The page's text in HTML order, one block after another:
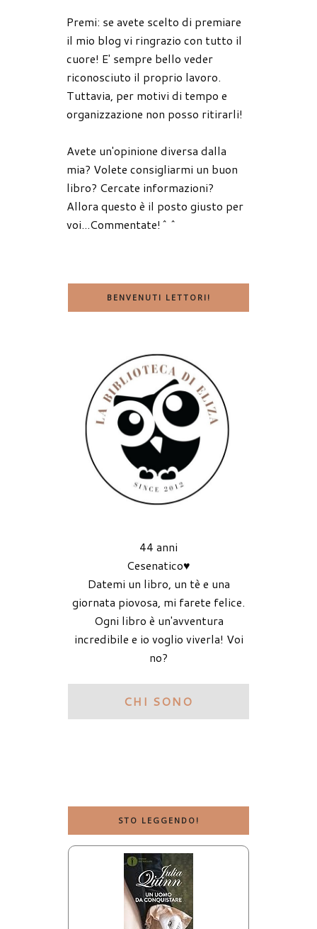
Premi: se avete scelto di premiare
il mio blog vi ringrazio con tutto il
cuore! E' sempre bello veder
riconosciuto il proprio lavoro.
Tuttavia, per motivi di tempo e
organizzazione non posso ritirarli!
Avete un'opinione diversa dalla
mia? Volete consigliarmi un buon
libro? Cercate informazioni?
Allora questo è il posto giusto per
voi...Commentate!^^
BENVENUTI LETTORI!
44 anni
Cesenatico♥
Datemi un libro, un tè e una
giornata piovosa, mi farete felice.
Ogni libro è un'avventura
incredibile e io voglio viverla! Voi
no?
CHI SONO
STO LEGGENDO!